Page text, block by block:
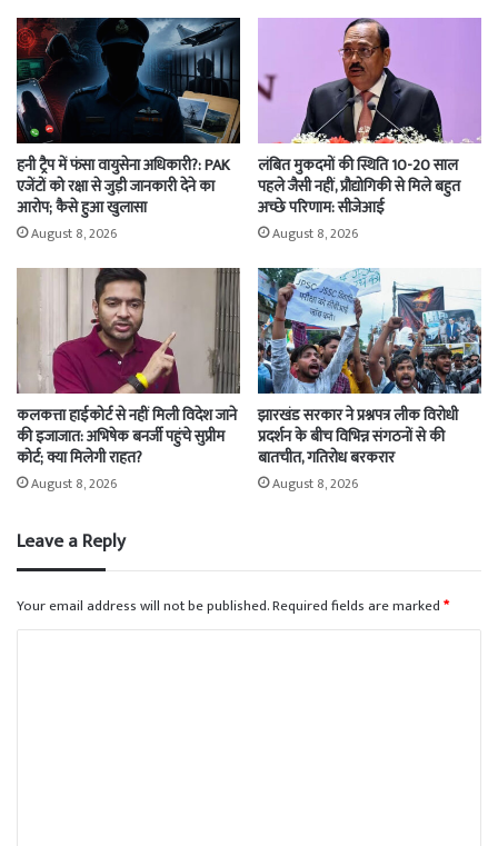
हनी ट्रैप में फंसा वायुसेना अधिकारी?: PAK
एजेंटों को रक्षा से जुड़ी जानकारी देने का
आरोप; कैसे हुआ खुलासा
August 8, 2026
लंबित मुकदमों की स्थिति 10-20 साल
पहले जैसी नहीं, प्रौद्योगिकी से मिले बहुत
अच्छे परिणाम: सीजेआई
August 8, 2026
कलकत्ता हाईकोर्ट से नहीं मिली विदेश जाने
की इजाजात: अभिषेक बनर्जी पहुंचे सुप्रीम
कोर्ट; क्या मिलेगी राहत?
August 8, 2026
झारखंड सरकार ने प्रश्नपत्र लीक विरोधी
प्रदर्शन के बीच विभिन्न संगठनों से की
बातचीत, गतिरोध बरकरार
August 8, 2026
Leave a Reply
Your email address will not be published.Required fields are marked*